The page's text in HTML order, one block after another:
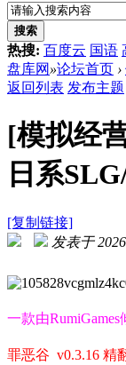
搜索
热搜: 百度云 国语
盘库网 »论坛首页 ›
返回列表 发布主题
[模拟经
日系
[复制链接]
发表于
一款由
罪恶谷 v0.3.16 精